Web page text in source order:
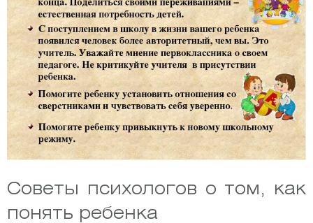
Советы психологов о том, как
понять ребенка